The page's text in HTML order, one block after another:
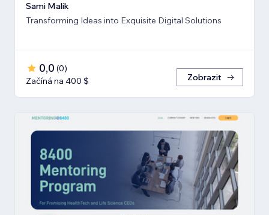
Sami Malik
Transforming Ideas into Exquisite Digital Solutions
0,0 (0)
Začíná na 400 $
Zobrazit